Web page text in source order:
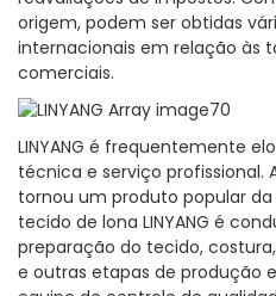
origem, podem ser obtidas
internacionais em relação às
comerciais.
LINYANG é frequentemente
técnica e serviço profissional.
tornou um produto popular
tecido de lona LINYANG é
preparação do tecido,
e outras etapas de produção